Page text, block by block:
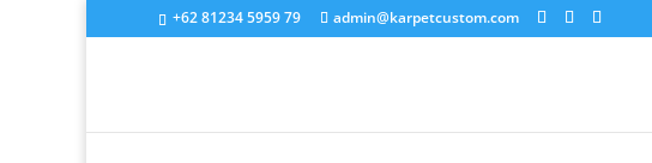
+62 81234 5959 79 admin@karpetcustom.com